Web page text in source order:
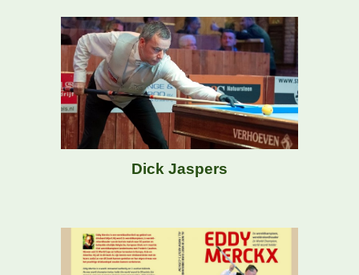
Dick Jaspers